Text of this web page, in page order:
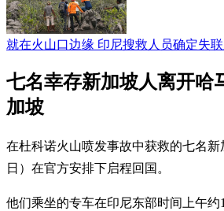
就在火山口边缘 印尼搜救人员确定失
七名幸存新加坡人离开哈
加坡
在杜科诺火山喷发事故中获救的七名新
日）在官方安排下启程回国。
他们乘坐的专车在印尼东部时间上午约